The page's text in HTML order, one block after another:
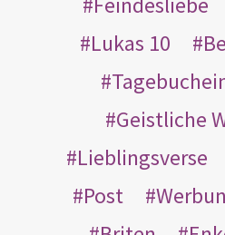
Lukas 10
Geistliche
Lieblingsverse
Post